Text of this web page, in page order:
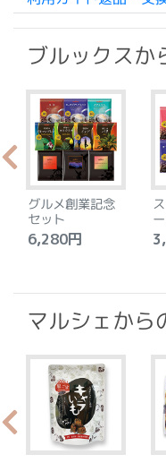
ブルックスか
グルメ創業記念
セット
6,280円 ト
マルシェから